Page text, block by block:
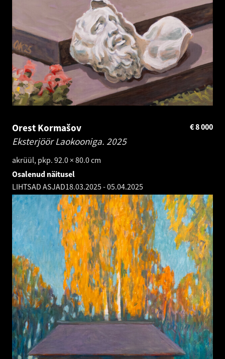
Orest Kormašov
Eksterjöör Laokooniga. 2025
akrüül, pkp. 92.0 × 80.0 cm
8 000
€
Osalenud näitusel
LIHTSAD ASJAD18.03.2025-05.04.2025